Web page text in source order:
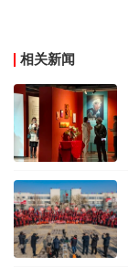
相关新闻